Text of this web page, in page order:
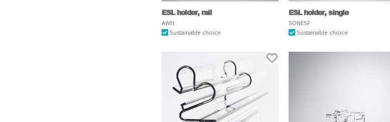
ESL holder, rail
AWH
Sustainable choice
ESL holder, single
SONESF
Sustainable choice